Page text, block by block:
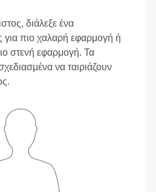
διάλεξε ένα
για πιο χαλαρή εφαρμογή ή
στενή εφαρμογή. Τα
να ταιριάζουν